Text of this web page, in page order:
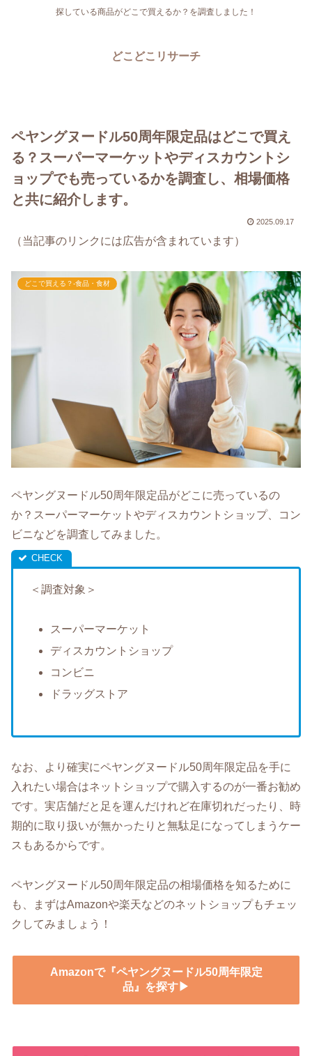
探している商品がどこで買えるか？を調査しました！
どこどこリサーチ
ペヤングヌードル50周年限定品はどこで買え
る？スーパーマーケットやディスカウントシ
ョップでも売っているかを調査し、相場価格
と共に紹介します。
2025.09.17
（当記事のリンクには広告が含まれています）
どこで買える？-食品・食材
ペヤングヌードル50周年限定品がどこに売っているの
か？スーパーマーケットやディスカウントショップ、コン
ビニなどを調査してみました。
＜調査対象＞
スーパーマーケット
ディスカウントショップ
コンビニ
ドラッグストア
なお、より確実にペヤングヌードル50周年限定品を手に
入れたい場合はネットショップで購入するのが一番お勧め
です。実店舗だと足を運んだけれど在庫切れだったり、時
期的に取り扱いが無かったりと無駄足になってしまうケー
スもあるからです。
ペヤングヌードル50周年限定品の相場価格を知るために
も、まずはAmazonや楽天などのネットショップもチェッ
クしてみましょう！
Amazonで『ペヤングヌードル50周年限定
品』を探す▶